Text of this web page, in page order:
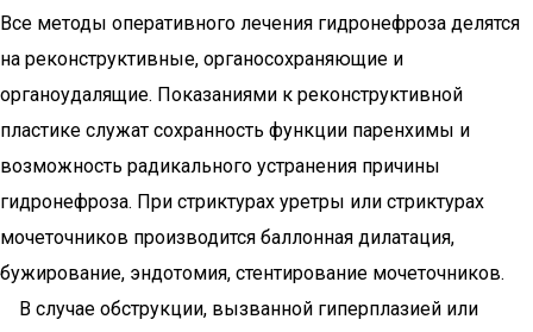
Все методы оперативного лечения гидронефроза делятся
на реконструктивные, органосохраняющие и
органоудалящие. Показаниями к реконструктивной
пластике служат сохранность функции паренхимы и
возможность радикального устранения причины
гидронефроза. При стриктурах уретры или стриктурах
мочеточников производится баллонная дилатация,
бужирование, эндотомия, стентирование мочеточников.
В случае обструкции, вызванной гиперплазией или